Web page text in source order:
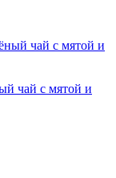
с мятой и